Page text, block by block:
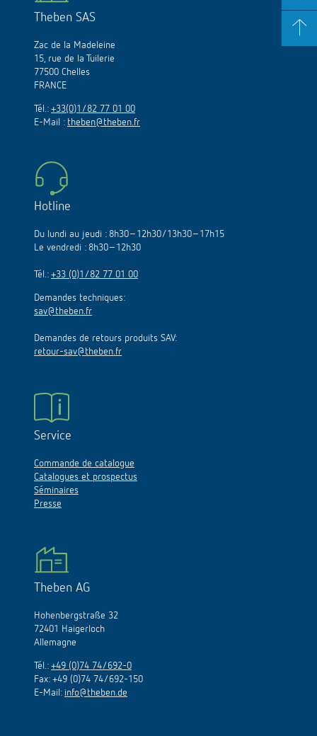
Theben SAS
Zac de la Madeleine
15, rue de la Tuilerie
77500 Chelles
FRANCE
Tél.: +33(0)1/82 77 01 00
E-Mail : theben@theben.fr
Hotline
Du lundi au jeudi : 8h30–12h30/13h30–17h15
Le vendredi : 8h30–12h30
Tél.: +33 (0)1/82 77 01 00
Demandes techniques:
sav@theben.fr
Demandes de retours produits SAV:
retour-sav@theben.fr
Service
Commande de catalogue
Catalogues et prospectus
Séminaires
Presse
Theben AG
Hohenbergstraße 32
72401 Haigerloch
Allemagne
Tél.: +49 (0)74 74/692-0
Fax: +49 (0)74 74/692-150
E-Mail: info@theben.de